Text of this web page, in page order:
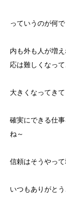
っていうのが何
内も外も人が増
応は難しくなって
大きくなってき
確実にできる仕
ね～
信頼はそうやっ
いつもありがとう